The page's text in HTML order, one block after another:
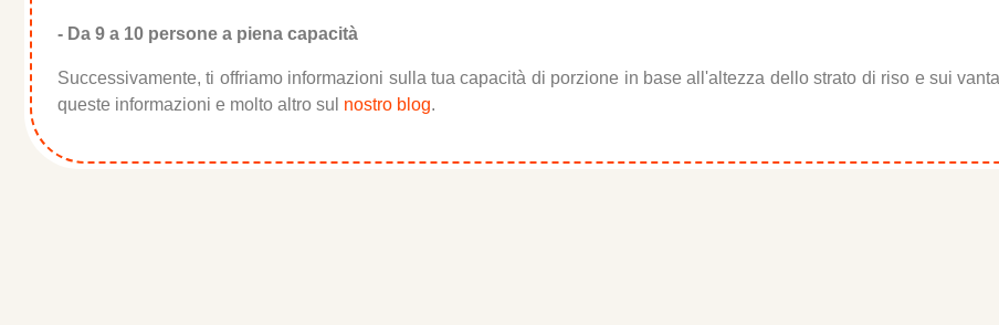
- Da 9 a 10 persone a piena capacità
Successivamente, ti offriamo informazioni sulla tua capacità di porzione in base all'altezza dello strato di riso e sui
queste informazioni e molto altro sul nostro blog.